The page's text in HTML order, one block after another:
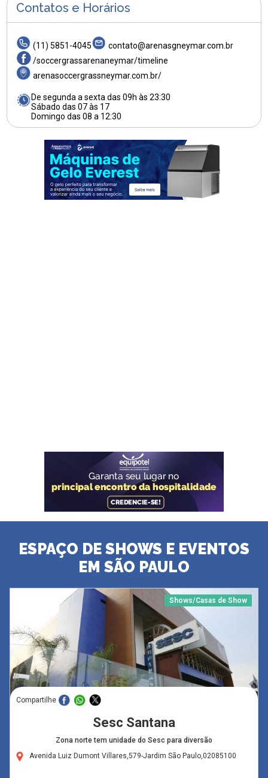
Contatos e Horários
(11) 5851-4045
contato@arenasgneymar.com.br
/soccergrassarenaneymar/timeline
arenasoccergrassneymar.com.br/
De segunda a sexta das 09h às 23:30
Sábado das 07 às 17
Domingo das 08 a 12:30
ESPAÇO DE SHOWS E EVENTOS
EM SÃO PAULO
Shows/Casas de Show
Compartilhe
Sesc Santana
Zona norte tem unidade do Sesc para diversão
Avenida Luiz Dumont Villares,579-Jardim São Paulo,02085100